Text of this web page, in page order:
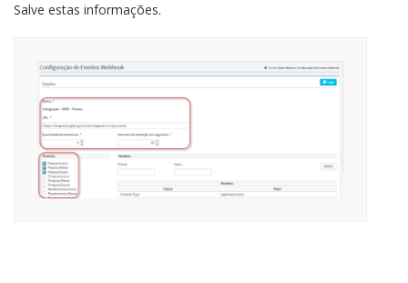
Salve estas informações.